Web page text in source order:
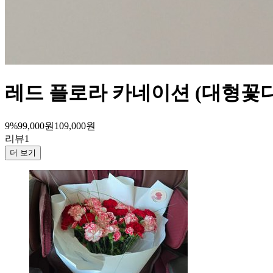
레드 플로라 카네이션 (대형꽃
9%99,000원 109,000원
리뷰1
더 보기